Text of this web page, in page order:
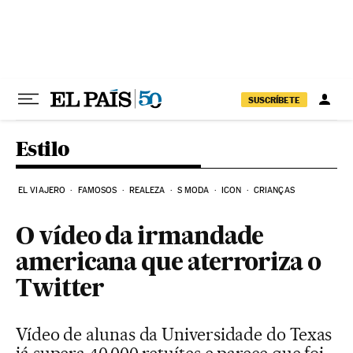
SUSCRÍBETE
Estilo
EL VIAJERO FAMOSOS REALEZA S MODA ICON CRIANÇAS
O vídeo da irmandade
americana que aterroriza o
Twitter
Vídeo de alunas da Universidade do Texas